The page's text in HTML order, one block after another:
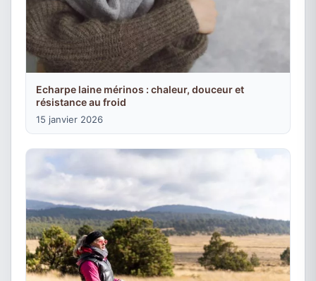
Echarpe laine mérinos : chaleur, douceur et
résistance au froid
15 janvier 2026